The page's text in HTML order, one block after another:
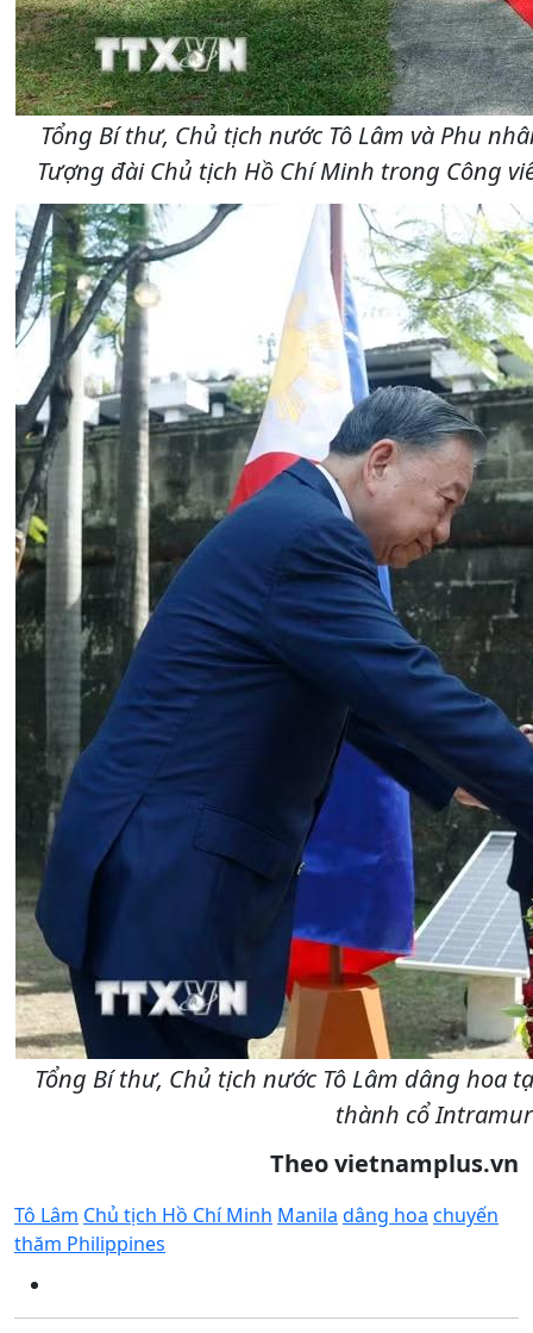
Tổng Bí thư, Chủ tịch nước Tô Lâm và Phu
Tượng đài Chủ tịch Hồ Chí Minh trong Công
Tổng Bí thư, Chủ tịch nước Tô Lâm dâng hoa
thành cổ
Theovietnamplus.vn
Tô Lâm Chủ tịch Hồ Chí Minh Manila dâng hoa chuyến
thăm Philippines